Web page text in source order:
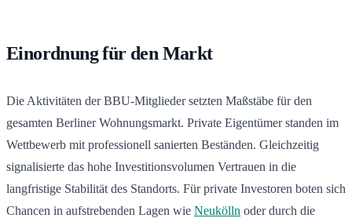
Einordnung für den Markt
Die Aktivitäten der BBU-Mitglieder setzten Maßstäbe für den
gesamten Berliner Wohnungsmarkt. Private Eigentümer standen im
Wettbewerb mit professionell sanierten Beständen. Gleichzeitig
signalisierte das hohe Investitionsvolumen Vertrauen in die
langfristige Stabilität des Standorts. Für private Investoren boten sich
Chancen in aufstrebenden Lagen wie Neukölln oder durch die